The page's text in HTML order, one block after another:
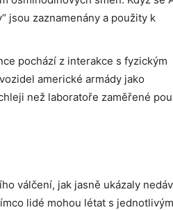
jsou zaznamenány a použity k
pochází z interakce s fyzickým
americké armády jako
než laboratoře zaměřené
válčení, jak jasně ukázaly
lidé mohou létat s